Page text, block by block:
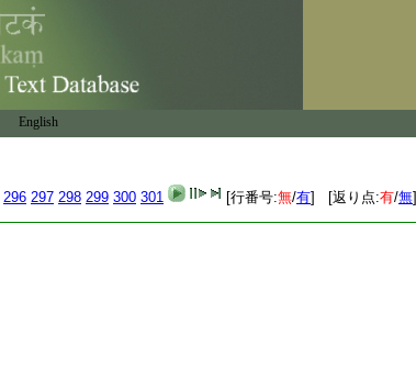
English
296 297 298 299 300 301 [行番号:無/有] [返り点:有/無]